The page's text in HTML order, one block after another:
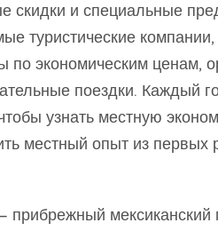
скидки и специальные
туристические
по экономическим ценам,
поездки. Каждый
узнать местную
местный опыт из первых
прибрежный мексиканский